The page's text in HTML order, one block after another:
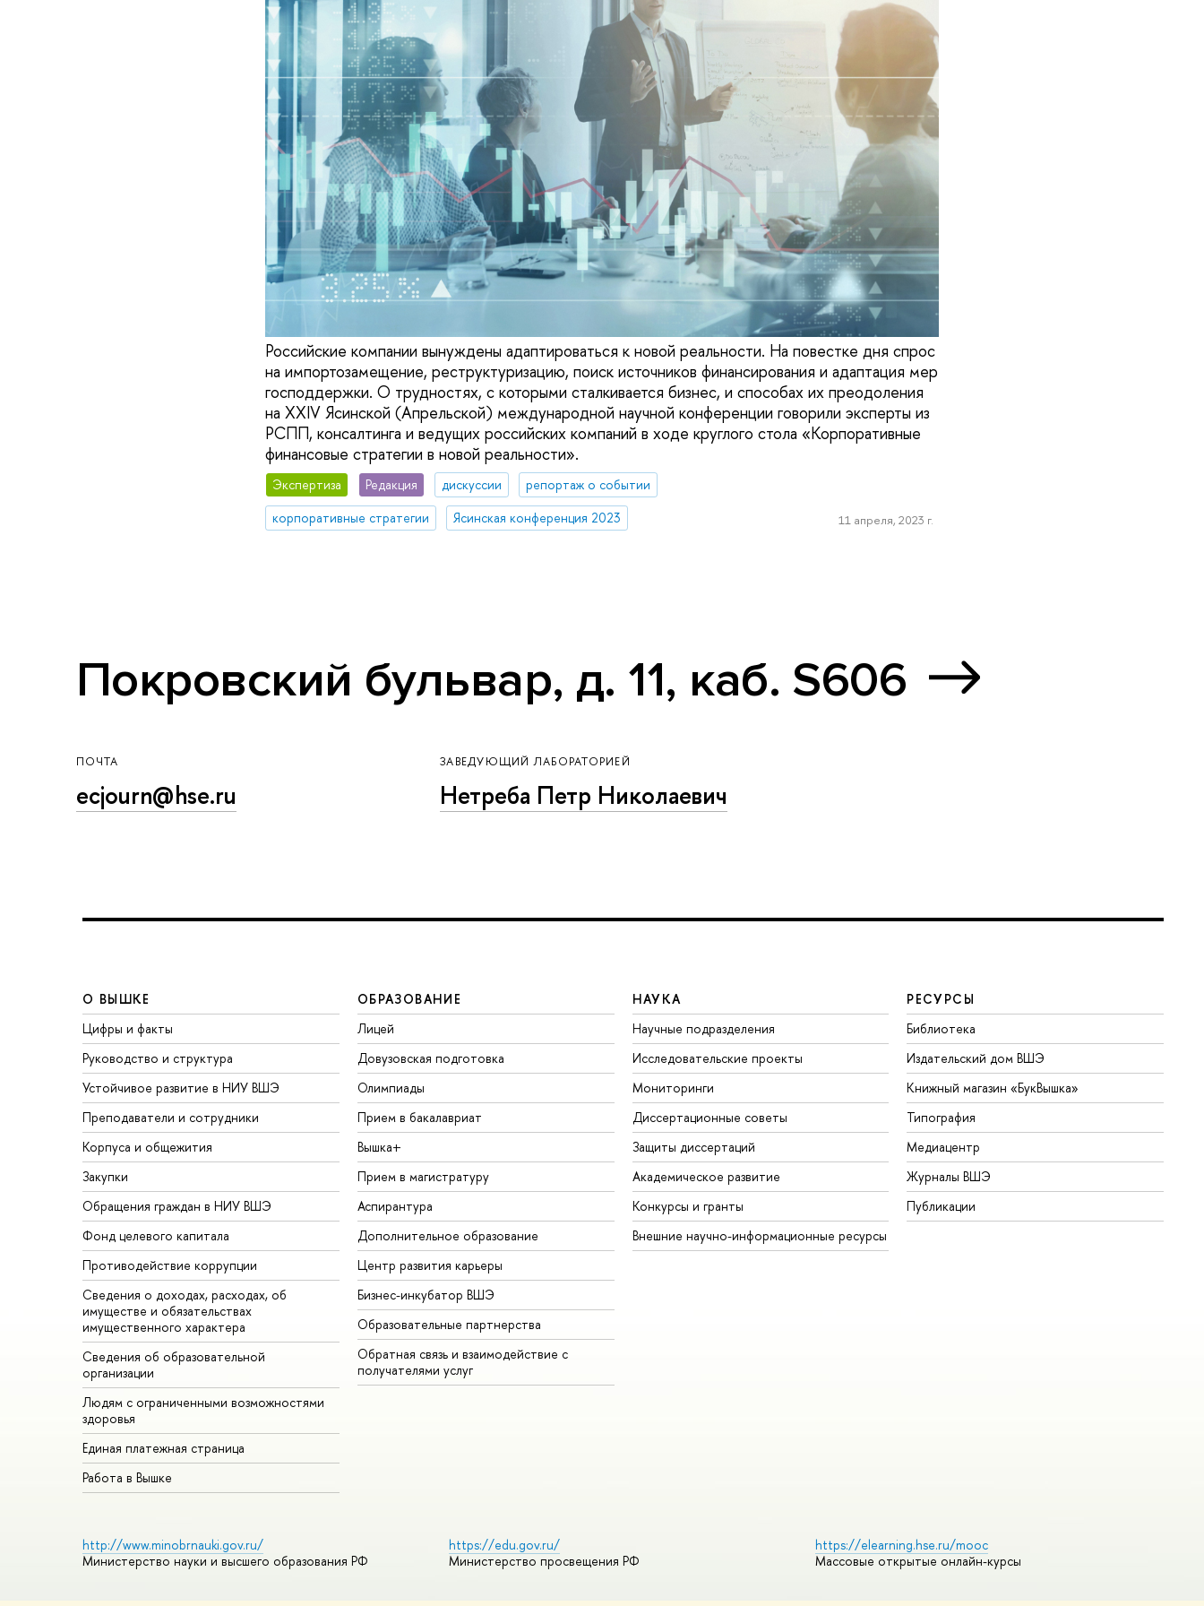
Российские компании вынуждены адаптироваться к новой реальности. На повестке дня спрос
на импортозамещение, реструктуризацию, поиск источников финансирования и адаптация мер
господдержки. О трудностях, с которыми сталкивается бизнес, и способах их преодоления
на XXIV Ясинской (Апрельской) международной научной конференции говорили эксперты из
РСПП, консалтинга и ведущих российских компаний в ходе круглого стола «Корпоративные
финансовые стратегии в новой реальности».
Экспертиза Редакция дискуссии
репортаж о событии
корпоративные стратегии
Ясинская конференция 2023 11 апреля, 2023 г.
Покровский бульвар, д. 11, каб. S606
ПОЧТА
ecjourn@hse.ru
ЗАВЕДУЮЩИЙ ЛАБОРАТОРИЕЙ
Нетреба Петр Николаевич
О ВЫШКЕ
Цифры и факты
Руководство и структура
Устойчивое развитие в НИУ ВШЭ
Преподаватели и сотрудники
Корпуса и общежития
Закупки
Обращения граждан в НИУ ВШЭ
Фонд целевого капитала
Противодействие коррупции
Сведения о доходах, расходах, об
имуществе и обязательствах
имущественного характера
Сведения об образовательной
организации
Людям с ограниченными возможностями
здоровья
Единая платежная страница
Работа в Вышке
ОБРАЗОВАНИЕ
Лицей
Довузовская подготовка
Олимпиады
Прием в бакалавриат
Вышка+
Прием в магистратуру
Аспирантура
Дополнительное образование
Центр развития карьеры
Бизнес-инкубатор ВШЭ
Образовательные партнерства
Обратная связь и взаимодействие с
получателями услуг
НАУКА
Научные подразделения
Исследовательские проекты
Мониторинги
Диссертационные советы
Защиты диссертаций
Академическое развитие
Конкурсы и гранты
Внешние научно-информационные ресурсы
РЕСУРСЫ
Библиотека
Издательский дом ВШЭ
Книжный магазин «БукВышка»
Типография
Медиацентр
Журналы ВШЭ
Публикации
http://www.minobrnauki.gov.ru/
Министерство науки и высшего образования РФ
https://edu.gov.ru/
Министерство просвещения РФ
https://elearning.hse.ru/mooc
Массовые открытые онлайн-курсы